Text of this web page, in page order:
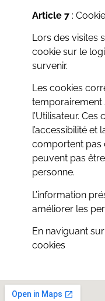
Article 7:
Lors des visites
cookie sur le
survenir.
Les cookies
temporairement
l’Utilisateur.
l’accessibilité et
comportent pas
peuvent pas
personne.
L’information
améliorer les
En naviguant
cookies